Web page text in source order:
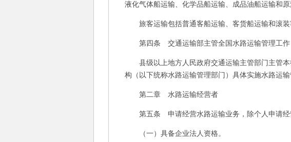
液化气体船运输、化学品船运输、成品油船运输和
旅客运输包括普通客船运输、客货船运输和滚装
第四条 交通运输部主管全国水路运输管理工作
县级以上地方人民政府交通运输主管部门主管本
构（以下统称水路运输管理部门）具体实施水路运输
第二章 水路运输经营者
第五条 申请经营水路运输业务，除个人申请经
（一）具备企业法人资格。